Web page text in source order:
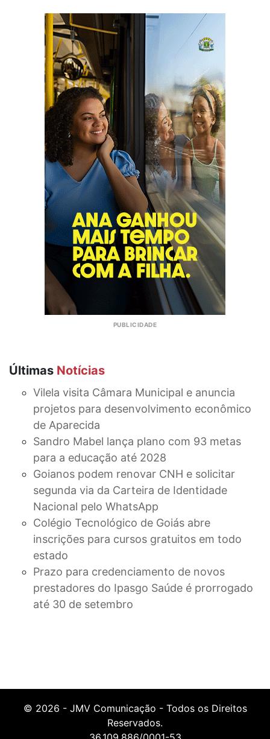
Últimas Notícias
Vilela visita Câmara Municipal e anuncia
projetos para desenvolvimento econômico
de Aparecida
Sandro Mabel lança plano com 93 metas
para a educação até 2028
Goianos podem renovar CNH e solicitar
segunda via da Carteira de Identidade
Nacional pelo WhatsApp
Colégio Tecnológico de Goiás abre
inscrições para cursos gratuitos em todo
estado
Prazo para credenciamento de novos
prestadores do Ipasgo Saúde é prorrogado
até 30 de setembro
© 2026 - JMV Comunicação - Todos os Direitos
Reservados.